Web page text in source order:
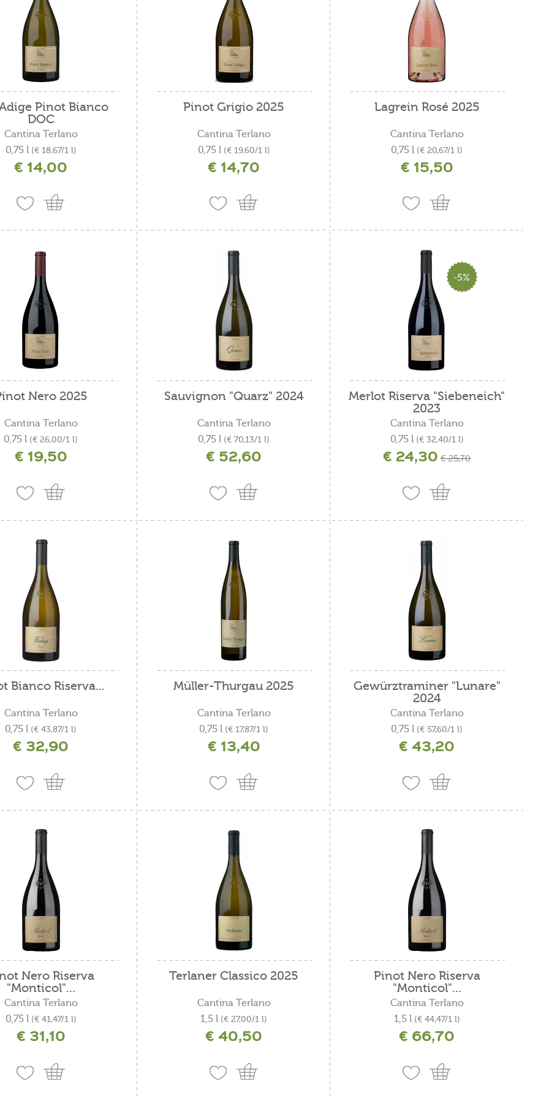
Pinot Bianco
DOC
Cantina Terlano
0,75 l (€ 18,67/1 l)
IVA più costi di spedizione
€ 14,00
Pinot Grigio 2025
Cantina Terlano
0,75 l (€ 19,60/1 l)
incl. IVA più costi di spedizione
€ 14,70
Lagrein Rosé 2025
Cantina Terlano
0,75 l (€ 20,67/1 l)
incl. IVA più costi di spedizione
€ 15,50
Nero 2025
Cantina Terlano
0,75 l (€ 26,00/1 l)
IVA più costi di spedizione
€ 19,50
Sauvignon "Quarz" 2024
Cantina Terlano
0,75 l (€ 70,13/1 l)
incl. IVA più costi di spedizione
€ 52,60
-5%
Merlot Riserva "Siebeneich"
2023
Cantina Terlano
0,75 l (€ 32,40/1 l)
incl. IVA più costi di spedizione
€ 24,30 € 25,70
Bianco Riserva...
Cantina Terlano
0,75 l (€ 43,87/1 l)
IVA più costi di spedizione
€ 32,90
Müller-Thurgau 2025
Cantina Terlano
0,75 l (€ 17,87/1 l)
incl. IVA più costi di spedizione
€ 13,40
Gewürztraminer "Lunare"
2024
Cantina Terlano
0,75 l (€ 57,60/1 l)
incl. IVA più costi di spedizione
€ 43,20
Nero Riserva
"Monticol"...
Cantina Terlano
0,75 l (€ 41,47/1 l)
IVA più costi di spedizione
€ 31,10
Terlaner Classico 2025
Cantina Terlano
1,5 l (€ 27,00/1 l)
incl. IVA più costi di spedizione
€ 40,50
Pinot Nero Riserva
"Monticol"...
Cantina Terlano
1,5 l (€ 44,47/1 l)
incl. IVA più costi di spedizione
€ 66,70